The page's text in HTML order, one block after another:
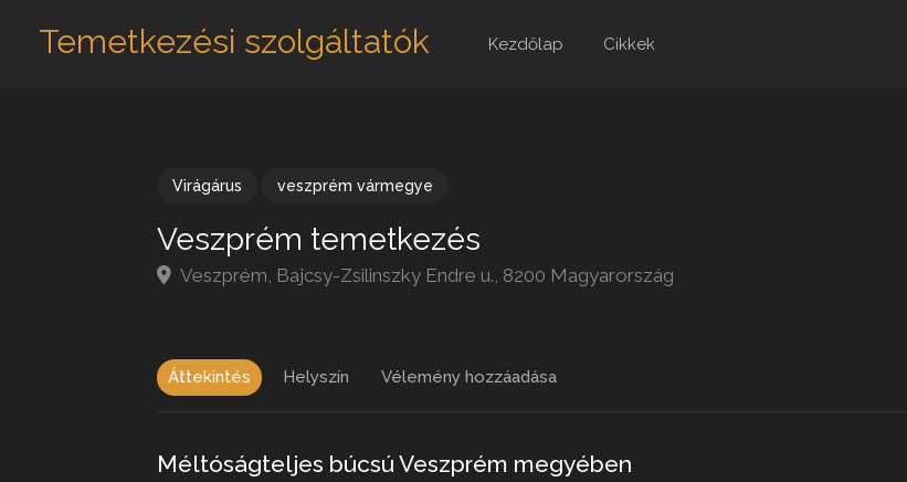
Temetkezési szolgáltatók Kezdőlap Cikkek
Virágárus veszprém vármegye
Veszprém temetkezés
Veszprém, Bajcsy-Zsilinszky Endre u., 8200 Magyarország
Áttekintés Helyszín Vélemény hozzáadása
Méltóságteljes búcsú Veszprém megyében